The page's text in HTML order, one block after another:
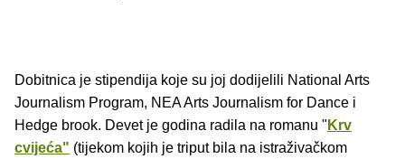
Dobitnica je stipendija koje su joj dodijelili National Arts
Journalism Program, NEA Arts Journalism for Dance i
Hedge brook. Devet je godina radila na romanu " Krv
cvijeća" (tijekom kojih je triput bila na istraživačkom